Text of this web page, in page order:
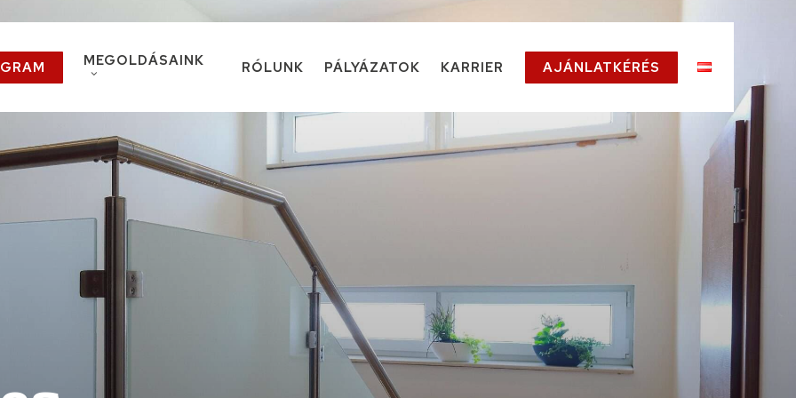
MEGOLDÁSAINK
Teraszfedés
Alumínium kerítés, korlát
Kukatároló
Lakatosüzemi szolgáltatások
(tartószerkezetek, társasházi korlátok)
Lézervágás, élhajlítás
RÓLUNK PÁLYÁZATOK KARRIER AJÁNLATKÉRÉS